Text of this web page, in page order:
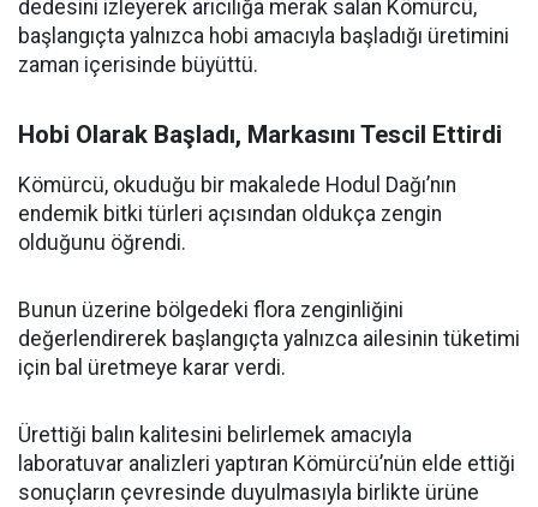
dedesini izleyerek arıcılığa merak salan Kömürcü,
başlangıçta yalnızca hobi amacıyla başladığı üretimini
zaman içerisinde büyüttü.
Hobi Olarak Başladı, Markasını Tescil Ettirdi
Kömürcü, okuduğu bir makalede Hodul Dağı’nın
endemik bitki türleri açısından oldukça zengin
olduğunu öğrendi.
Bunun üzerine bölgedeki flora zenginliğini
değerlendirerek başlangıçta yalnızca ailesinin tüketimi
için bal üretmeye karar verdi.
Ürettiği balın kalitesini belirlemek amacıyla
laboratuvar analizleri yaptıran Kömürcü’nün elde ettiği
sonuçların çevresinde duyulmasıyla birlikte ürüne